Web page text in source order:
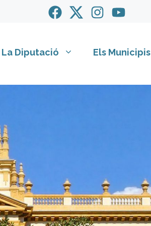
La Diputació Els Municipis